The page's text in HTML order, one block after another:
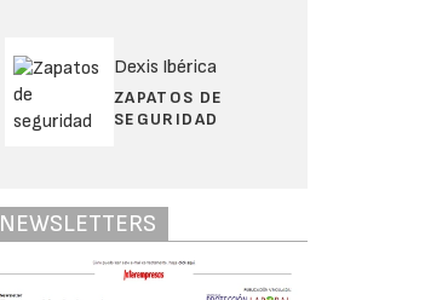
Dexis Ibérica
ZAPATOS DE
SEGURIDAD
NEWSLETTERS